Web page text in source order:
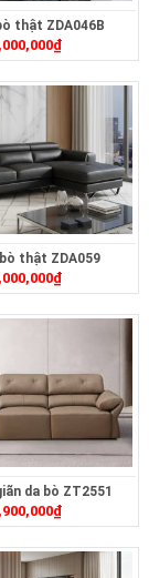
thật ZDA046B
₫
thật ZDA059
₫
da bò ZT2551
₫